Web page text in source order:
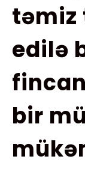
təmiz
edilə
bir